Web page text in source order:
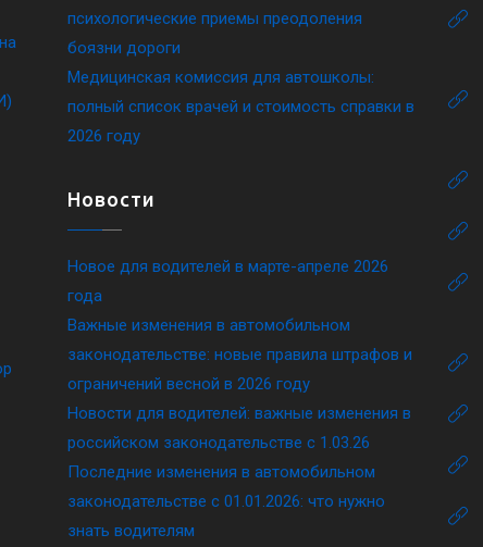
психологические приемы преодоления
боязни дороги
Медицинская комиссия для автошколы:
полный список врачей и стоимость справки в
2026 году
Новости
Новое для водителей в марте-апреле 2026
года
Важные изменения в автомобильном
законодательстве: новые правила штрафов и
ограничений весной в 2026 году
Новости для водителей: важные изменения в
российском законодательстве c 1.03.26
Последние изменения в автомобильном
законодательстве c 01.01.2026: что нужно
знать водителям